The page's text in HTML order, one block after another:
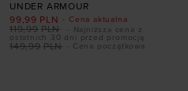
UNDER ARMOUR
- Cena aktualna
99,99 PLN
- Cena początkowa
149,99 PLN
119,99 PLN
- Najniższa cena z
ostatnich 30 dni przed promocją